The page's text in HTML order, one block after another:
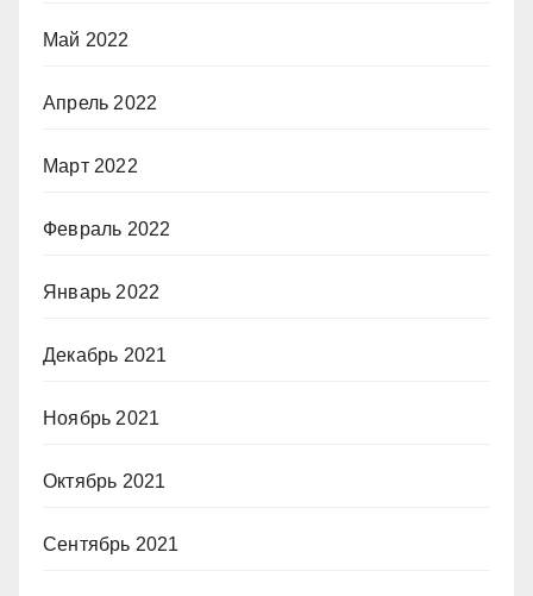
Май 2022
Апрель 2022
Март 2022
Февраль 2022
Январь 2022
Декабрь 2021
Ноябрь 2021
Октябрь 2021
Сентябрь 2021